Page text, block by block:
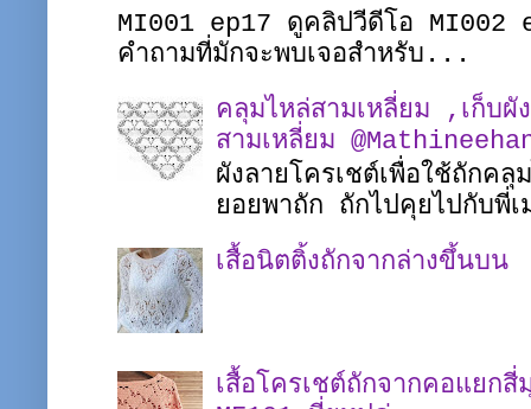
MI001 ep17 ดูคลิปวีดีโอ MI002
คำถามที่มักจะพบเจอสำหรับ...
คลุมไหล่สามเหลี่ยม ,เก็บผั
สามเหลี่ยม
ผังลายโครเชต์เพื่อใช้ถักค
ยอยพาถัก ถักไปคุยไปกั
เสื้อนิตติ้งถักจากล่างขึ้นบน
เสื้อโครเชต์ถักจากคอแย